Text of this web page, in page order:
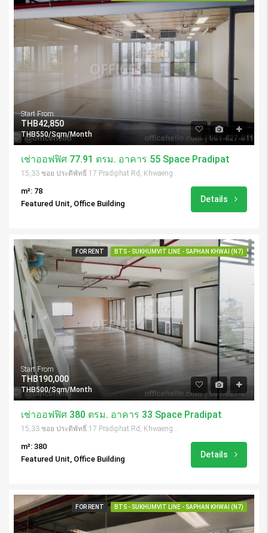
Start From
THB42,850
THB550/Sqm/Month
เช่าออฟฟิศ 77.91 ตรม. อาคาร 55 Space Pradipat
15,33 ซอย ประดิพัทธิ์ 17 Pradiphat Rd, Khwaeng Samsen Nai, Khet Phaya Thai, Krung Thep Maha Nakhon 10400, Thailand
m²: 78
Featured Unit, Office Building
Details
FOR RENT BTS - SUKHUMVIT LINE - SAPHAN KHWAI (N7)
Start From
THB190,000
THB500/Sqm/Month
เช่าออฟฟิศ 380 ตรม. อาคาร 33 Space Pradipat
15,33 ซอย ประดิพัทธิ์ 17 Pradiphat Rd, Khwaeng Samsen Nai, Khet Phaya Thai, Krung Thep Maha Nakhon 10400, Thailand
m²: 380
Featured Unit, Office Building
Details
FOR RENT BTS - SUKHUMVIT LINE - SAPHAN KHWAI (N7)